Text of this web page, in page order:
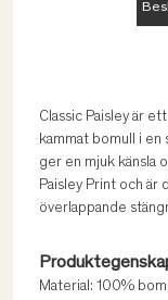
Classic Paisley är
kammat bomull i en
ger en mjuk känsla
Paisley Print och är
överlappande
Material: 100%